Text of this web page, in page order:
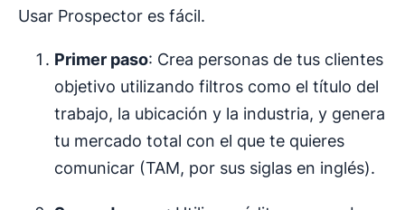
Usar Prospector es fácil.
Primer paso: Crea personas de tus clientes
objetivo utilizando filtros como el título del
trabajo, la ubicación y la industria, y genera
tu mercado total con el que te quieres
comunicar (TAM, por sus siglas en inglés).